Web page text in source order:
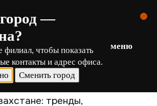
—
?
филиал, чтобы показать
контакты и адрес офиса.
Сменить город
меню
тренды,